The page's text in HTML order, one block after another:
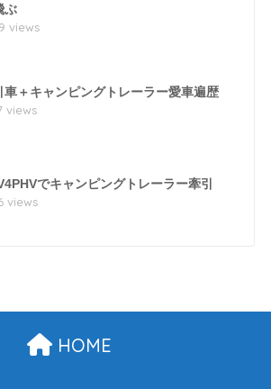
ぶ
views
車＋キャンピングトレーラー愛車遍歴
views
でキャンピングトレーラー牽引
views
HOME